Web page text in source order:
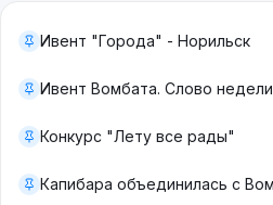
Ивент "Города" - Норильск
Ивент Вомбата. Слово
Конкурс "Лету все рады"
Капибара объединилась с